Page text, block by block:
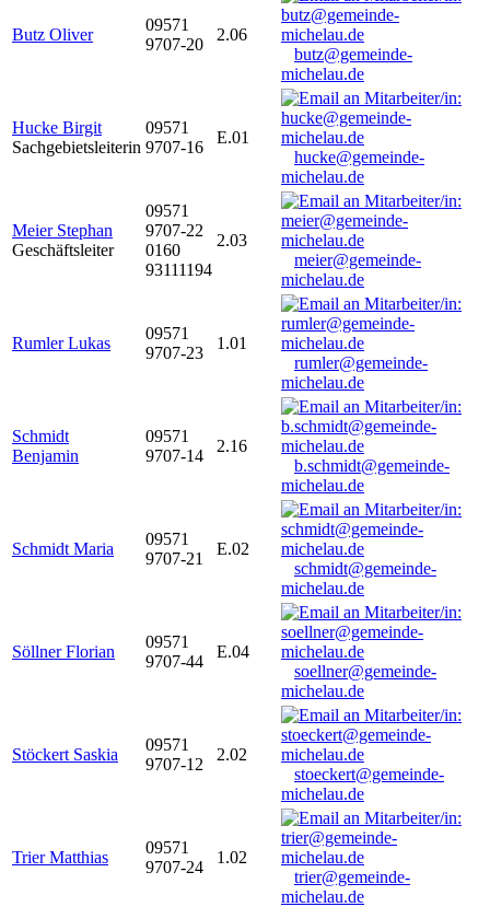
Butz Oliver
09571
9707-20
2.06
butz@gemeinde-
michelau.de
Hucke Birgit
Sachgebietsleiterin
09571
9707-16
E.01
hucke@gemeinde-
michelau.de
Meier Stephan
Geschäftsleiter
09571
9707-22
0160
93111194
2.03
meier@gemeinde-
michelau.de
Rumler Lukas
09571
9707-23
1.01
rumler@gemeinde-
michelau.de
Schmidt
Benjamin
09571
9707-14
2.16
b.schmidt@gemeinde-
michelau.de
Schmidt Maria
09571
9707-21
E.02
schmidt@gemeinde-
michelau.de
Söllner Florian
09571
9707-44
E.04
soellner@gemeinde-
michelau.de
Stöckert Saskia
09571
9707-12
2.02
stoeckert@gemeinde-
michelau.de
Trier Matthias
09571
9707-24
1.02
trier@gemeinde-
michelau.de